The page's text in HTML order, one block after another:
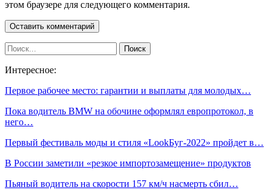
этом браузере для следующего комментария.
Интересное:
Первое рабочее место: гарантии и выплаты для молодых…
Пока водитель BMW на обочине оформлял европротокол, в
него…
Первый фестиваль моды и стиля «LookБуг-2022» пройдет в…
В России заметили «резкое импортозамещение» продуктов
Пьяный водитель на скорости 157 км/ч насмерть сбил…